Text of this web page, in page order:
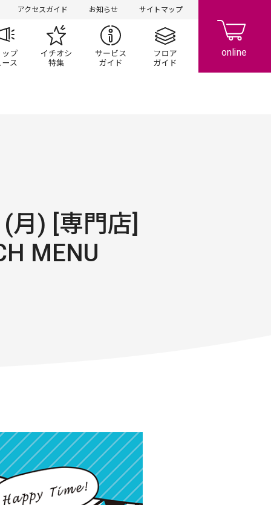
アクセスガイド お知らせ サイトマップ
ン一覧 ショップニュースイチオシ特集 サービスガイドフロアガイド
) [専門店]
MENU